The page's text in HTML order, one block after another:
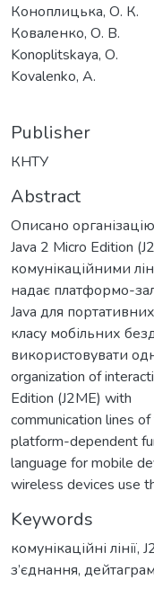
Коноплицька, О. К.
Коваленко, О. В.
Konoplitskaya, О.
Kovalenko, А.
Publisher
КНТУ
Abstract
Описано
Java 2 Micro Edition
комунікаційними
надає платформо-
Java для
класу мобільних
використовувати
organization of
Edition (J2ME) with
communication lines
platform-dependent
language for mobile
wireless devices use
Keywords
комунікаційні лінії,
з’єднання,